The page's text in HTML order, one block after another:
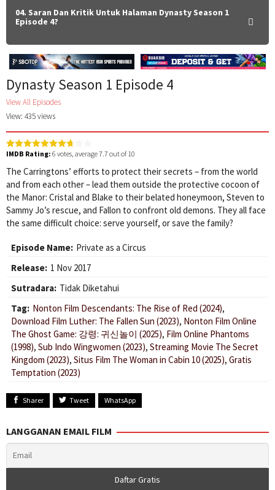
04. Saran Dan Kritik Untuk Halaman Dynasty Season 1
Episode 4?
Dynasty Season 1 Episode 4
View All Episodes
View: 435 views
IMDB Rating: 6 votes, average7.7 out of 10
The Carringtons’ efforts to protect their secrets – from the world
and from each other – lead them outside the protective cocoon of
the Manor: Cristal and Blake to their belated honeymoon, Steven to
Sammy Jo’s rescue, and Fallon to confront old demons. They all face
the same difficult choice: serve yourself, or save the family?
Episode Name: Private as a Circus
Release: 1 Nov 2017
Sutradara: Tidak Diketahui
Tag: Nonton Film Descendants: The Rise of Red (2024),
Download Film Luther: The Fallen Sun (2023), Nonton Film Online
The Ghost Game: 강령: 귀신놀이 (2025), Film Online Phantoms
(1998), Sub Indo Wingwomen (2023), Streaming Movie The Secret
Kingdom (2023), Situs Film The Woman in Cabin 10 (2025), Gratis
Temptation (2023)
Sharer Tweet WhatsApp
LANGGANAN EMAIL FILM